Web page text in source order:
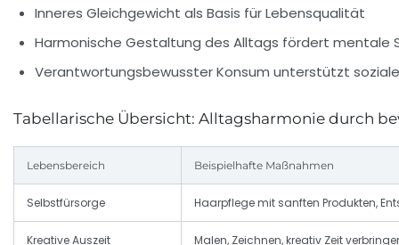
Inneres Gleichgewicht als Basis für Lebensqualität
Harmonische Gestaltung des Alltags fördert mentale
Verantwortungsbewusster Konsum unterstützt
Tabellarische Übersicht: Alltagsharmonie durch
Lebensbereich Beispielhafte Maßnahmen
Selbstfürsorge Haarpflege mit sanften Produkten,
Kreative Auszeit Malen, Zeichnen, kreativ Zeit